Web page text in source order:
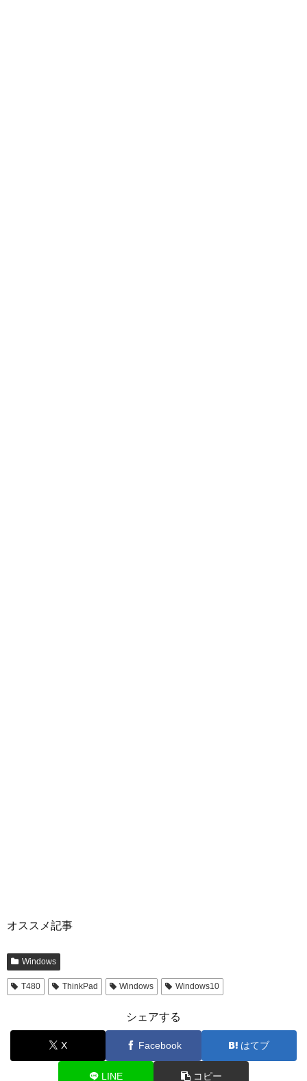
オススメ記事
Windows
T480 ThinkPad Windows Windows10
シェアする
X Facebook はてブ
LINE コピー